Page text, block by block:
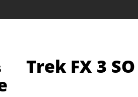
Trek FX 3 SO